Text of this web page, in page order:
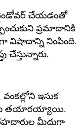
చేయడంతో
ప్రమాదానికి
విషాదాన్ని నింపింది.
చేస్తున్నారు.
వంకల్లోని ఇసుక
తయారయ్యాయి.
మీదుగా